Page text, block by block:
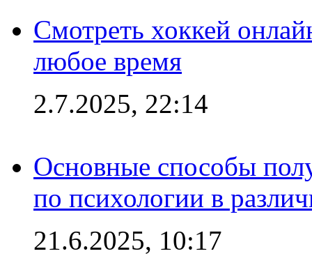
Смотреть хоккей
любое время
2.7.2025, 22:14
Основные способы
по психологии в
21.6.2025, 10:17